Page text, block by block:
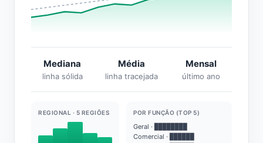
Mediana
linha sólida
Média
linha tracejada
Mensal
último ano
REGIONAL · 5 REGIÕES POR FUNÇÃO (TOP 5)
Geral · ████████
Comercial · ██████